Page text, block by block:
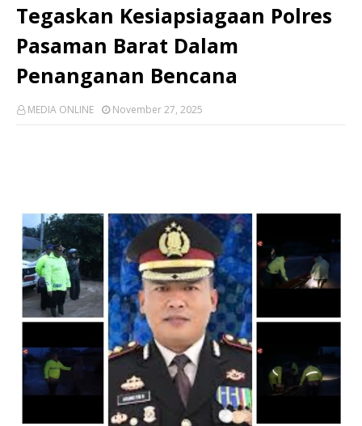
Tegaskan Kesiapsiagaan Polres
Pasaman Barat Dalam
Penanganan Bencana
MEDIA ONLINE November 27, 2025